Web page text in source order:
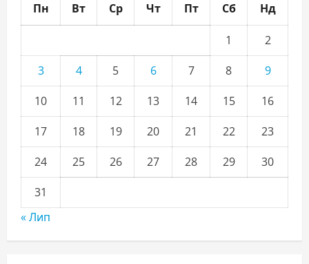
Пн Вт Ср Чт Пт Сб Нд
1
2
3
4 5 6 7 8
9
10
11 12 13 14 15
16
17
18 19 20 21 22
23
24
25 26 27 28 29
30
31
« Лип